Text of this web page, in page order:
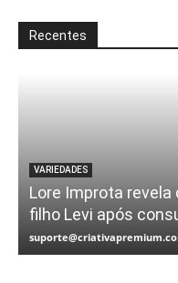
Recentes
VARIEDADES
Lore Improta
filho Levi após